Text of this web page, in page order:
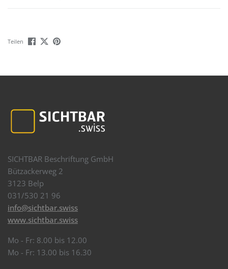
Teilen
SICHTBAR Beschriftung GmbH
Bützackerweg 2
3123 Belp
031/530 21 96
info@sichtbar.swiss
www.sichtbar.swiss
Mo - Fr: 8.00 bis 12.00
Mo - Fr: 13.00 bis 16.30